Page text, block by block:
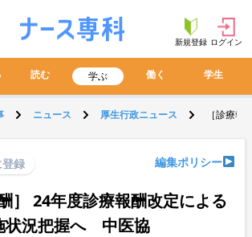
新規登録 ログイン
読む 学ぶ 働く 学生
ニュース 厚生行政ニュース ［診療
録 編集ポリシー
］ 24年度診療報酬改定による
状況把握へ 中医協